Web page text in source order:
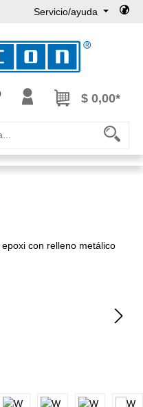
Servicio/ayuda
Tienes 0 artículos en tu lista de
$ 0,00*